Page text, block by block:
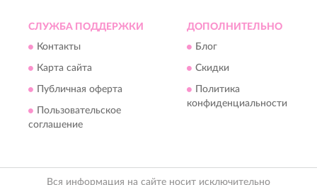
СЛУЖБА ПОДДЕРЖКИ
Контакты
Карта сайта
Публичная оферта
Пользовательское
соглашение
ДОПОЛНИТЕЛЬНО
Блог
Скидки
Политика
конфиденциальности
Вся информация на сайте носит исключительно